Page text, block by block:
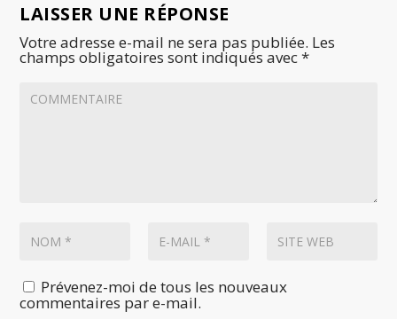
LAISSER UNE RÉPONSE
Votre adresse e-mail ne sera pas publiée. Les
champs obligatoires sont indiqués avec*
Prévenez-moi de tous les nouveaux
commentaires par e-mail.